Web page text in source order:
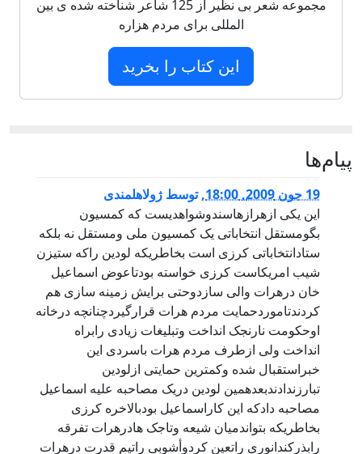
مجموعه شعر بی نظیر از 125 شاعر شناخته شده ی بین
المللی برای مردم هزاره
این کتاب را بخرید
پيام‌ها
19 جون 2009, 18:00 ,توسط ژولاهلمندی
اين يکی ازهرازهاسندوشواهديست که کمسيون
بگومستقل انتخاباتی يک کمسيون ملی ومستقل نه بلکه
ستادانتخاباتی کرزی است بخاطريکه لودين راکه ستيزن
شيب امريکاست کرزی خواسته بودتاعوض اسماعيل
خان درهرات والی سازدوحتی برايش زمينه سازی هم
کردندتاموردحمايت مردم هرات قرارگيردچنانچه درخانه
اوحکومت نارنجک انداخت وتبليغات زيادی رابراه
انداخت ولی ازطرف مردم هرات باسردی اين
خبراستقبال شده وکمترين حمايتی ازلودين
تبارزندادندبعدهمين لودين دريک مصاحبه عليه اسماعيل
مصاحبه دادکه اين کاراسماعيل بودبالاخره کرزی
بخاطريکه بتواندميان شيعه وتاجک هادرهرات تفرقه
رابذرکندانوری راتعين کردوأشوبی راتيم قدرت درهرات